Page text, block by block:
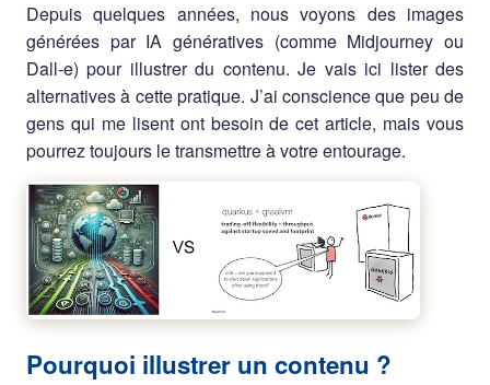
Depuis quelques années, nous voyons des images
générées par IA génératives (comme Midjourney ou
Dall-e) pour illustrer du contenu. Je vais ici lister des
alternatives à cette pratique. J’ai conscience que peu de
gens qui me lisent ont besoin de cet article, mais vous
pourrez toujours le transmettre à votre entourage.
Pourquoi illustrer un contenu ?